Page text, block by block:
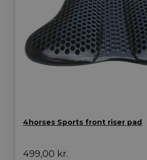
4horses Sports front riser pad
499,00 kr.